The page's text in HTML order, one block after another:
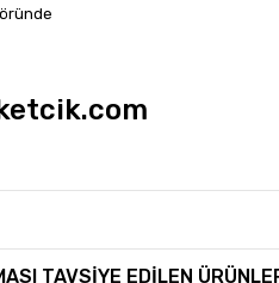
noktaları öneri formunu
TAVSİYE EDİLEN